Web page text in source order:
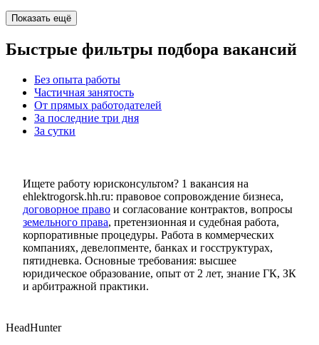
Показать ещё
Быстрые фильтры подбора вакансий
Без опыта работы
Частичная занятость
От прямых работодателей
За последние три дня
За сутки
Ищете работу юрисконсультом? 1 вакансия на
ehlektrogorsk.hh.ru: правовое сопровождение бизнеса,
договорное право и согласование контрактов, вопросы
земельного права, претензионная и судебная работа,
корпоративные процедуры. Работа в коммерческих
компаниях, девелопменте, банках и госструктурах,
пятидневка. Основные требования: высшее
юридическое образование, опыт от 2 лет, знание ГК, ЗК
и арбитражной практики.
HeadHunter